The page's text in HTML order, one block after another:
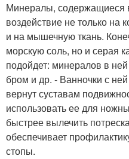
Минералы, содержащиеся
воздействие не только на
и на мышечную ткань.
морскую соль, но и серая
подойдет: минералов в
бром и др. - Ванночки с
вернут суставам
использовать ее для
быстрее вылечить
обеспечивает
стопы.